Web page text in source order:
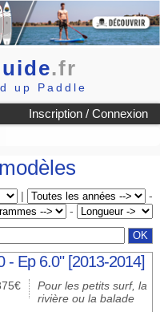
.fr
up Paddle
Inscription / Connexion
|
-
-
- Ep 6.0" [2013-2014]
Pour les petits surf, la
rivière ou la balade